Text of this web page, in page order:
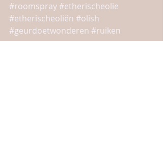
#roomspray#etherischeolie
#etherischeoliën #olish
#geurdoetwonderen #ruiken